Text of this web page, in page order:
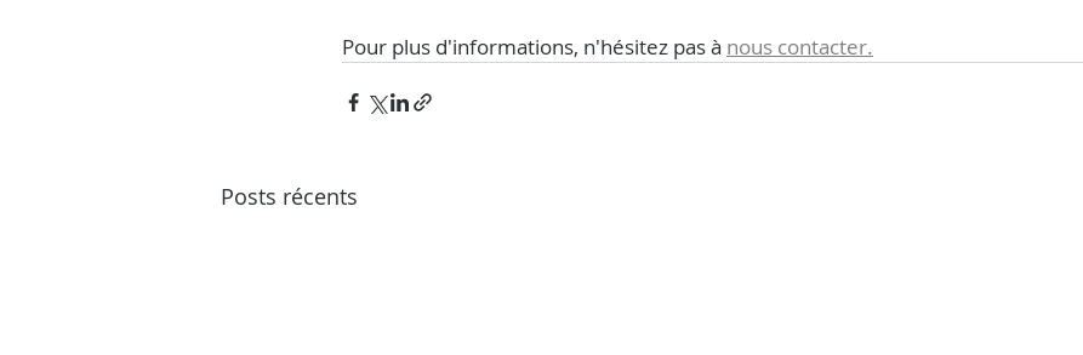
Pour plus d'informations, n'hésitez pas à nous contacter.
Posts récents